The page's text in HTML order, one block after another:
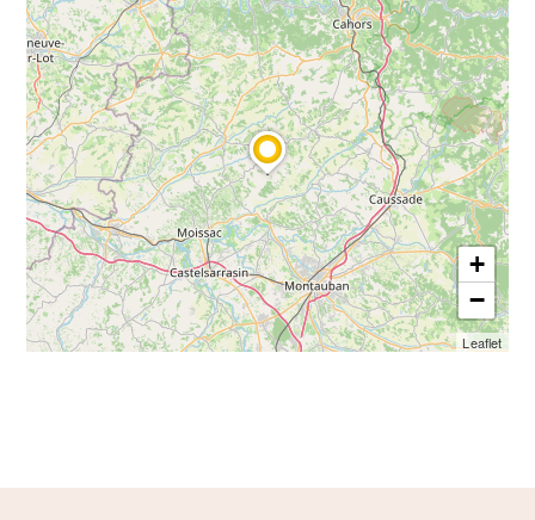
+
−
Leaflet